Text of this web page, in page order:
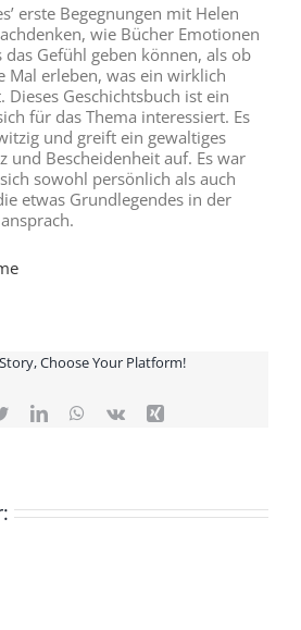
erste Begegnungen mit Helen
wie Bücher Emotionen
Gefühl geben können, als ob
Mal erleben, was ein wirklich
Dieses Geschichtsbuch ist ein
für das Thema interessiert. Es
und greift ein gewaltiges
und Bescheidenheit auf. Es war
sowohl persönlich als auch
etwas Grundlegendes in der
Choose Your Platform!
TwitterLinkedInWhatsApp
Vk Xing